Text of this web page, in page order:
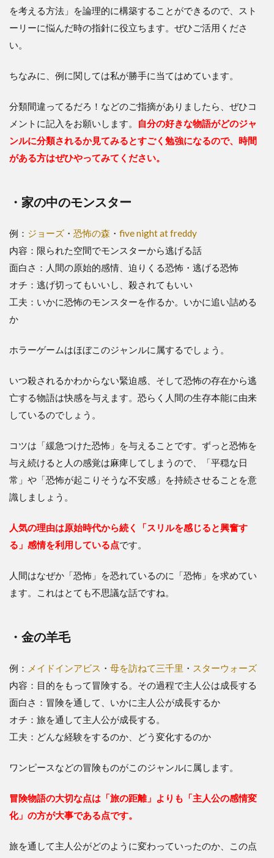
を考える方法」を論理的に構築することができるので、スト
ーリーに悩んだ時の指針に役立ちます。ぜひご活用くださ
い。
ちなみに、例に関しては私が勝手に当てはめています。
分類間違ってるだろ！などのご指摘がありましたら、ぜひコ
メントに記入をお願いします。
自分の好きな物語がどのジャ
ンルに分類されるか見てみるとすごく勉強になるので、時間
がある方はぜひやってみてください。
・家の中のモンスター
例： ジョーズ ・ 恐怖の森 ・ five night at freddy
内容：限られた空間でモンスターから逃げる話
面白さ：人間の原始的感情、迫りくる恐怖・逃げる恐怖
オチ：逃げ切ってもいいし、殺されてもいい
工夫：いかに恐怖のモンスターを作るか。いかに追い詰める
か
ホラーゲームはほぼこのジャンルに属するでしょう。
いつ殺されるかわからない緊迫感、そして恐怖の存在から逃
亡する物語は快感を与えます。恐らく人間の生存本能に由来
しているのでしょう。
コツは「緩急つけた恐怖」を与えることです。ずっと恐怖を
与え続けると人の感覚は麻痺してしまうので、「平穏な日
常」や「恐怖が起こりそうな不安感」を持続させることを意
識しましょう。
人気の理由は原始時代から続く「スリルを感じると興奮す
る」感情を利用している点です。
人間はなぜか「恐怖」を恐れているのに「恐怖」を求めてい
ます。これはとても不思議な話ですね。
・金の羊毛
例： メイドインアビス ・ 母を訪ねて三千里 ・ スターウォーズ
内容：目的をもって冒険する。その過程で主人公は成長する
面白さ：冒険を通して、いかに主人公が成長するか
オチ：旅を通して主人公が成長する。
工夫：どんな経験をするのか、どう変化するのか
ワンピースなどの冒険ものがこのジャンルに属します。
冒険物語の大切な点は「旅の距離」よりも「主人公の感情変
化」の方が大事である点です。
旅を通して主人公がどのように変わっていったのか、この点